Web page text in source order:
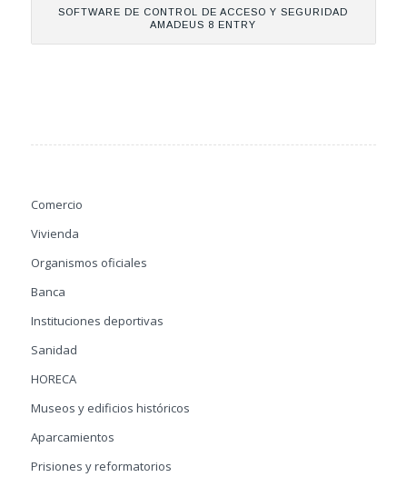
SOFTWARE DE CONTROL DE ACCESO Y SEGURIDAD
AMADEUS 8 ENTRY
Comercio
Vivienda
Organismos oficiales
Banca
Instituciones deportivas
Sanidad
HORECA
Museos y edificios históricos
Aparcamientos
Prisiones y reformatorios